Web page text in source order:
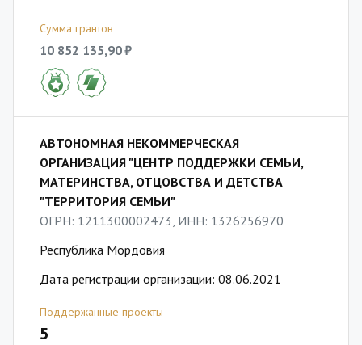
Сумма грантов
10 852 135,90 ₽
АВТОНОМНАЯ НЕКОММЕРЧЕСКАЯ
ОРГАНИЗАЦИЯ "ЦЕНТР ПОДДЕРЖКИ СЕМЬИ,
МАТЕРИНСТВА, ОТЦОВСТВА И ДЕТСТВА
"ТЕРРИТОРИЯ СЕМЬИ"
ОГРН: 1211300002473, ИНН: 1326256970
Республика Мордовия
Дата регистрации организации: 08.06.2021
Поддержанные проекты
5